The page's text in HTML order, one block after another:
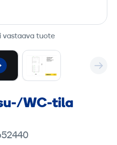
vastaava tuote
WC-tila